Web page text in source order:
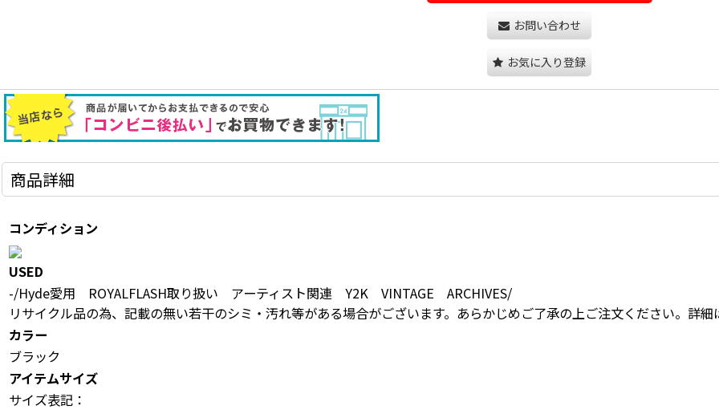
お問い合わせ
お気に入り登録
商品詳細
コンディション
USED
-/Hyde愛用 ROYALFLASH取り扱い アーティスト関連 Y2K VINTAGE ARCHIVES/
リサイクル品の為、記載の無い若干のシミ・汚れ等がある場合がございます。あらかじめご了承の上ご注文ください。詳細
カラー
ブラック
アイテムサイズ
サイズ表記：